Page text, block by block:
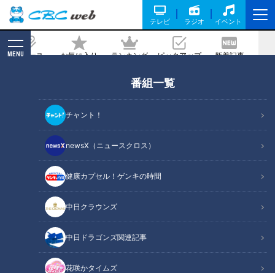
テレビ ラジオ イベント
ニュース お気に入り ランキング ピックアップ 新着記事
MENU
番組一覧
チャント！
newsX（ニュースクロス）
健康カプセル！ゲンキの時間
中日クラウンズ
中日ドラゴンズ関連記事
花咲かタイムズ
うなる？竜の開幕ローテーション
記事に戻る